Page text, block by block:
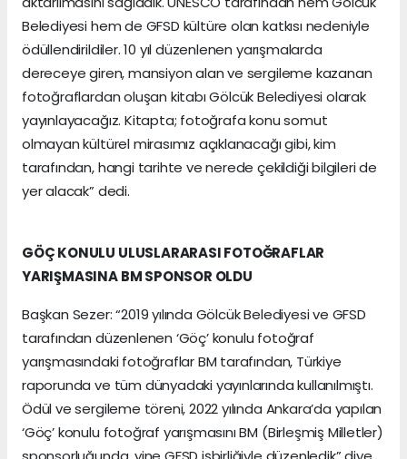
Belediyesi hem de GFSD kültüre olan katkısı nedeniyle
ödüllendirildiler. 10 yıl düzenlenen yarışmalarda
dereceye giren, mansiyon alan ve sergileme kazanan
fotoğraflardan oluşan kitabı Gölcük Belediyesi olarak
yayınlayacağız. Kitapta; fotoğrafa konu somut
olmayan kültürel mirasımız açıklanacağı gibi, kim
tarafından, hangi tarihte ve nerede çekildiği bilgileri de
yer alacak” dedi.
GÖÇ KONULU ULUSLARARASI FOTOĞRAFLAR
YARIŞMASINA BM SPONSOR OLDU
Başkan Sezer: “2019 yılında Gölcük Belediyesi ve GFSD
tarafından düzenlenen ‘Göç’ konulu fotoğraf
yarışmasındaki fotoğraflar BM tarafından, Türkiye
raporunda ve tüm dünyadaki yayınlarında kullanılmıştı.
Ödül ve sergileme töreni, 2022 yılında Ankara’da yapılan
‘Göç’ konulu fotoğraf yarışmasını BM (Birleşmiş Milletler)